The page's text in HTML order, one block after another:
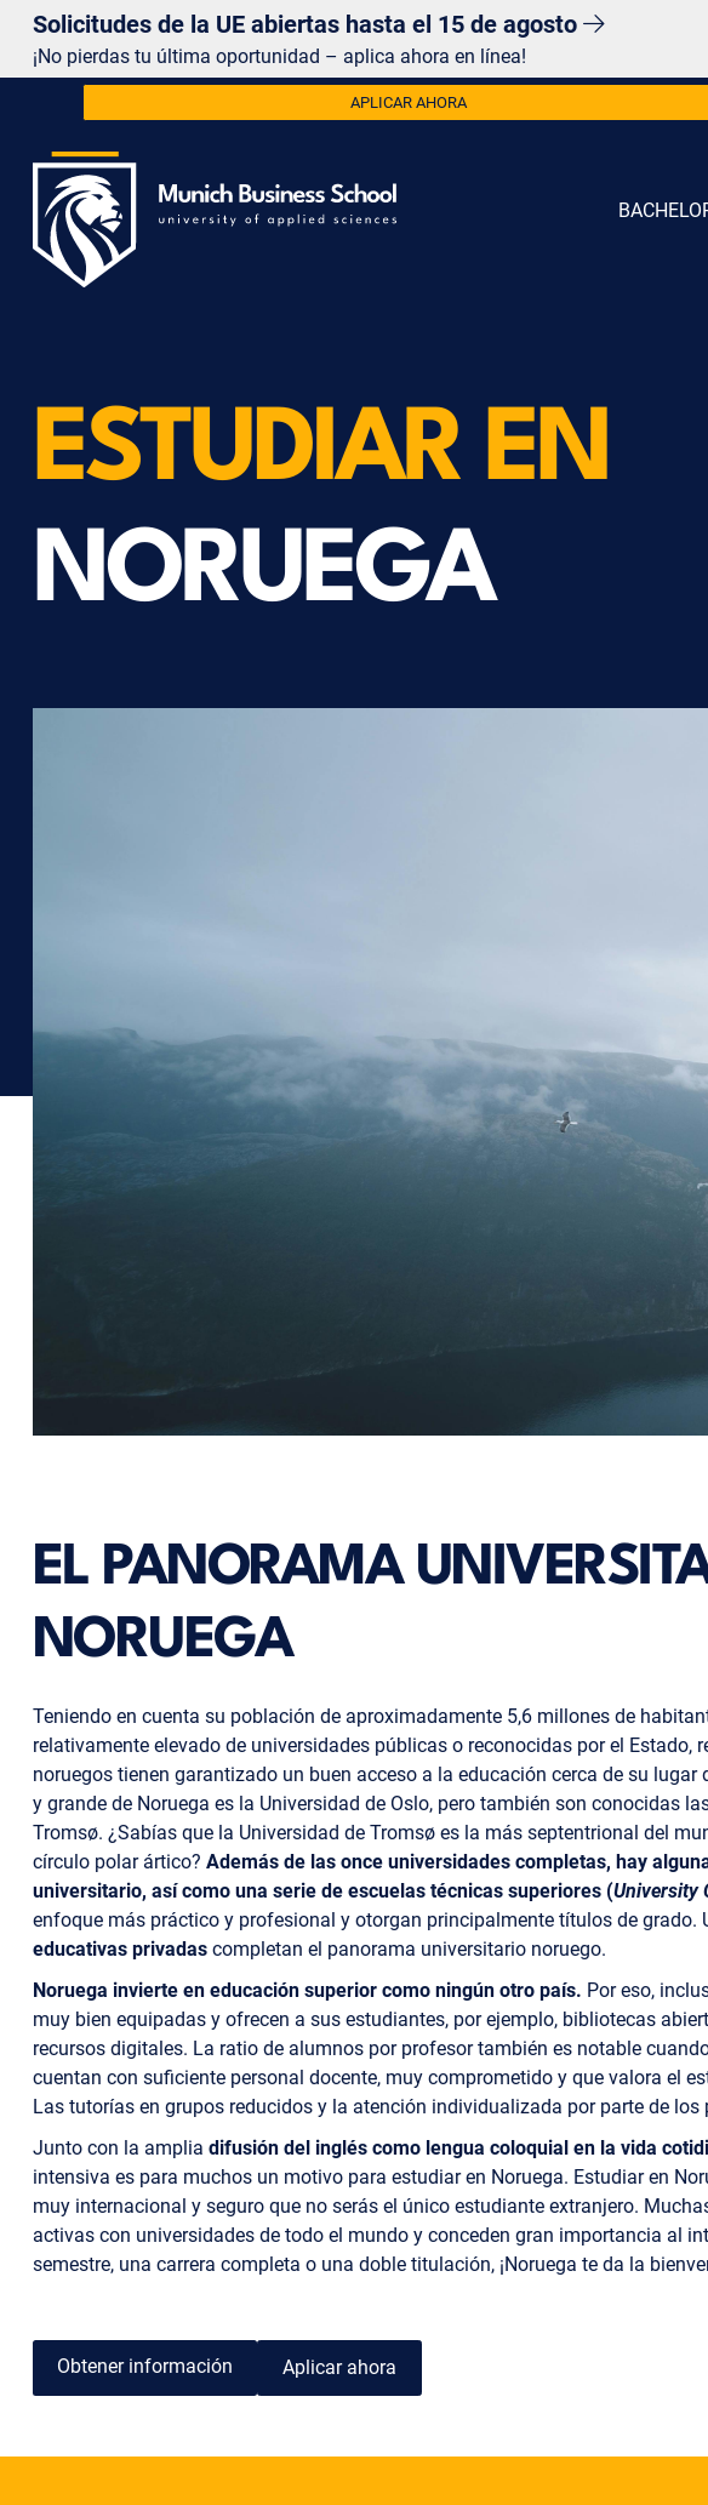
Solicitudes de la UE abiertas hasta el 15 de agosto
¡No pierdas tu última oportunidad – aplica ahora en línea!
APLICAR AHORA
ESTUDIAR EN
NORUEGA
EL PANORAMA
NORUEGA
Teniendo en cuenta su población de aproximadamente 5,6 millones de
relativamente elevado de universidades públicas o reconocidas por el Estado,
noruegos tienen garantizado un buen acceso a la educación cerca de su
y grande de Noruega es la Universidad de Oslo, pero también son conocidas
Tromsø. ¿Sabías que la Universidad de Tromsø es la más septentrional del
círculo polar ártico? Además de las once universidades completas, hay
universitario, así como una serie de escuelas técnicas superiores (University
enfoque más práctico y profesional y otorgan principalmente títulos de grado.
educativas privadascompletan el panorama universitario noruego.
Noruega invierte en educación superior como ningún otro país. Por eso,
muy bien equipadas y ofrecen a sus estudiantes, por ejemplo, bibliotecas
recursos digitales. La ratio de alumnos por profesor también es notable
cuentan con suficiente personal docente, muy comprometido y que valora el
Las tutorías en grupos reducidos y la atención individualizada por parte de
Junto con la amplia difusión del inglés como lengua coloquial en la vida
intensiva es para muchos un motivo para estudiar en Noruega. Estudiar en
muy internacional y seguro que no serás el único estudiante extranjero.
activas con universidades de todo el mundo y conceden gran importancia al
semestre, una carrera completa o una doble titulación, ¡Noruega te da la
Obtener información Aplicar ahora